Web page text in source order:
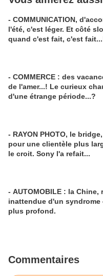
- COMMUNICATION,
l'été, c'est léger. Et côté
quand c'est fait, c'est
- COMMERCE : des
de l'amer...! Le curieux
d'une étrange période...?
- RAYON PHOTO, le
pour une clientèle plus
le croit. Sony l'a refait...
- AUTOMOBILE : la Chine,
inattendue d'un syndrome
plus profond.
Commentaires